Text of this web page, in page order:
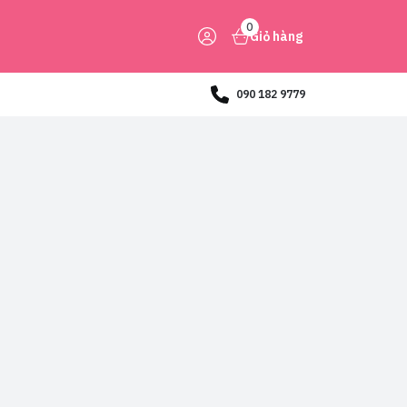
0
Giỏ hàng
090 182 9779